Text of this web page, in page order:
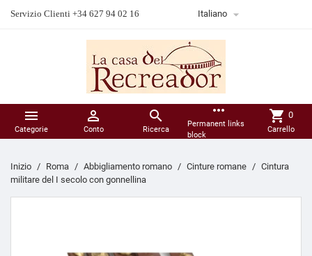
Servizio Clienti +34 627 94 02 16 Italiano 

Categorie

Conto

Ricerca
more_horiz
Permanent links
block
shopping_cart 0
Carrello
Inizio Roma Abbigliamento romano Cinture romane
Cintura
militare del I secolo con gonnellina